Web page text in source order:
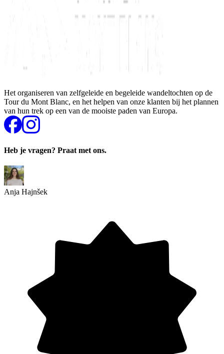
Het organiseren van zelfgeleide en begeleide wandeltochten op de
Tour du Mont Blanc, en het helpen van onze klanten bij het plannen
van hun trek op een van de mooiste paden van Europa.
Heb je vragen? Praat met ons.
Anja Hajnšek